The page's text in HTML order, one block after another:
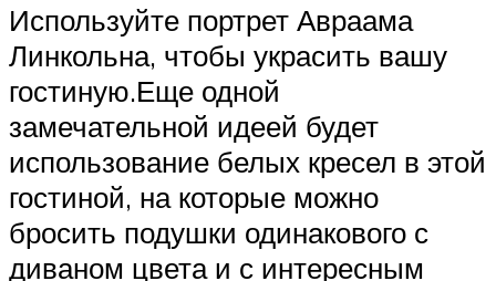
Используйте портрет Авраама
Линкольна, чтобы украсить вашу
гостиную.Еще одной
замечательной идеей будет
использование белых кресел в этой
гостиной, на которые можно
бросить подушки одинакового с
диваном цвета и с интересным